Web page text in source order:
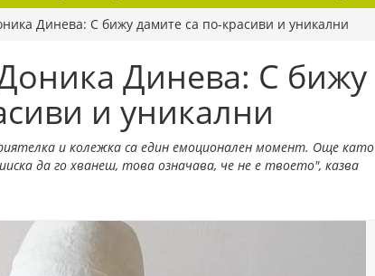
Динева: С бижу дамите са по-красиви и уникални
Динева: С бижу
и уникални
и колежка са един емоционален момент. Още като
да го хванеш, това означава, че не е твоето", казва